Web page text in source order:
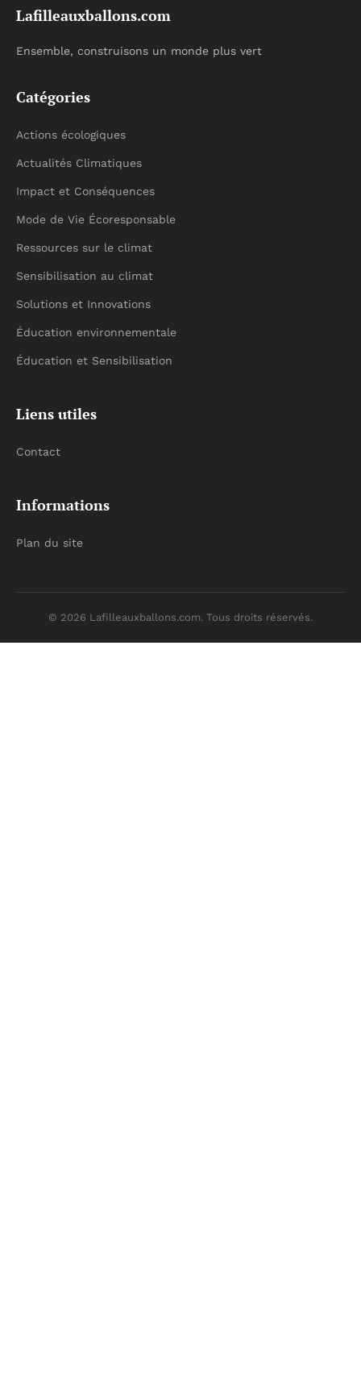
Lafilleauxballons.com
Ensemble, construisons un monde plus vert
Catégories
Actions écologiques
Actualités Climatiques
Impact et Conséquences
Mode de Vie Écoresponsable
Ressources sur le climat
Sensibilisation au climat
Solutions et Innovations
Éducation environnementale
Éducation et Sensibilisation
Liens utiles
Contact
Informations
Plan du site
© 2026 Lafilleauxballons.com. Tous droits réservés.